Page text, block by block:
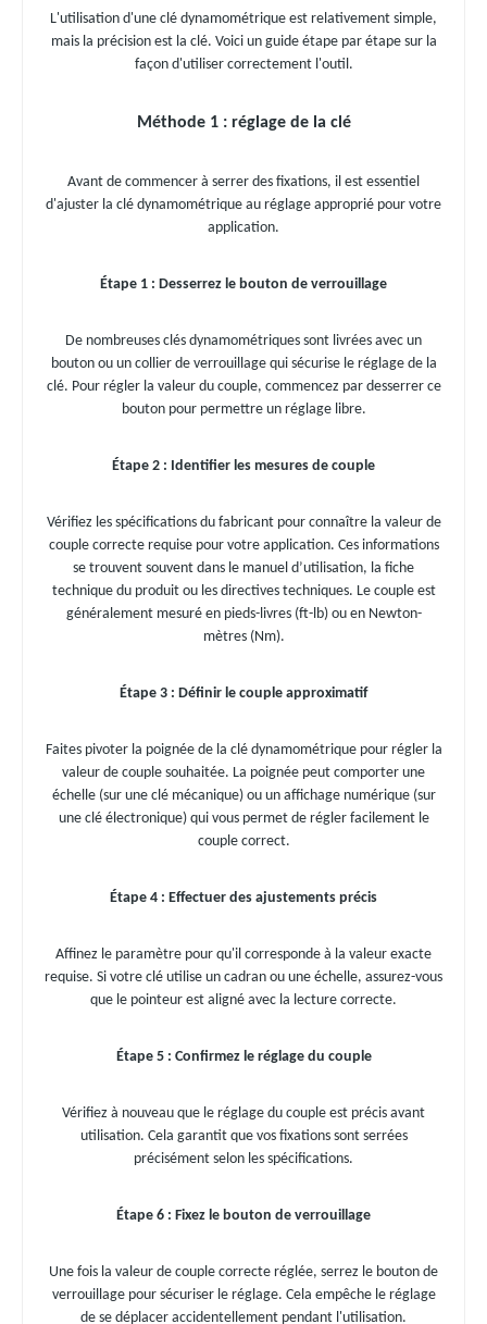
L'utilisation d'une clé dynamométrique est relativement simple,
mais la précision est la clé. Voici un guide étape par étape sur la
façon d'utiliser correctement l'outil.
Méthode 1 : réglage de la clé
Avant de commencer à serrer des fixations, il est essentiel
d'ajuster la clé dynamométrique au réglage approprié pour votre
application.
Étape 1 : Desserrez le bouton de verrouillage
De nombreuses clés dynamométriques sont livrées avec un
bouton ou un collier de verrouillage qui sécurise le réglage de la
clé. Pour régler la valeur du couple, commencez par desserrer ce
bouton pour permettre un réglage libre.
Étape 2 : Identifier les mesures de couple
Vérifiez les spécifications du fabricant pour connaître la valeur de
couple correcte requise pour votre application. Ces informations
se trouvent souvent dans le manuel d’utilisation, la fiche
technique du produit ou les directives techniques. Le couple est
généralement mesuré en pieds-livres (ft-lb) ou en Newton-
mètres (Nm).
Étape 3 : Définir le couple approximatif
Faites pivoter la poignée de la clé dynamométrique pour régler la
valeur de couple souhaitée. La poignée peut comporter une
échelle (sur une clé mécanique) ou un affichage numérique (sur
une clé électronique) qui vous permet de régler facilement le
couple correct.
Étape 4 : Effectuer des ajustements précis
Affinez le paramètre pour qu'il corresponde à la valeur exacte
requise. Si votre clé utilise un cadran ou une échelle, assurez-vous
que le pointeur est aligné avec la lecture correcte.
Étape 5 : Confirmez le réglage du couple
Vérifiez à nouveau que le réglage du couple est précis avant
utilisation. Cela garantit que vos fixations sont serrées
précisément selon les spécifications.
Étape 6 : Fixez le bouton de verrouillage
Une fois la valeur de couple correcte réglée, serrez le bouton de
verrouillage pour sécuriser le réglage. Cela empêche le réglage
de se déplacer accidentellement pendant l'utilisation.